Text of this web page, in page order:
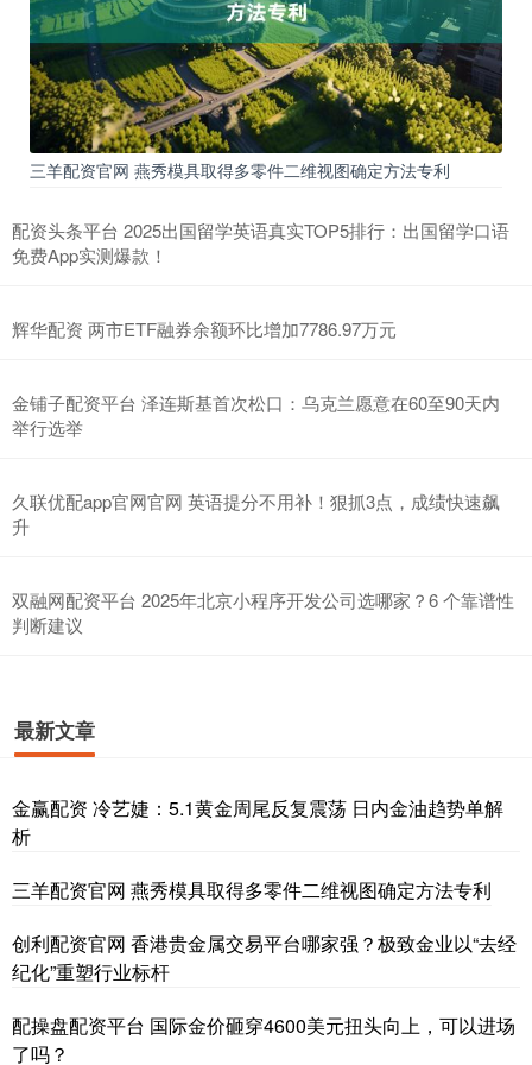
三羊配资官网 燕秀模具取得多零件二维视图确定方法专利
配资头条平台 2025出国留学英语真实TOP5排行：出国留学口语
免费App实测爆款！
辉华配资 两市ETF融券余额环比增加7786.97万元
金铺子配资平台 泽连斯基首次松口：乌克兰愿意在60至90天内
举行选举
久联优配app官网官网 英语提分不用补！狠抓3点，成绩快速飙
升
双融网配资平台 2025年北京小程序开发公司选哪家？6 个靠谱性
判断建议
最新文章
金赢配资 冷艺婕：5.1黄金周尾反复震荡 日内金油趋势单解
析
三羊配资官网 燕秀模具取得多零件二维视图确定方法专利
创利配资官网 香港贵金属交易平台哪家强？极致金业以“去经
纪化”重塑行业标杆
配操盘配资平台 国际金价砸穿4600美元扭头向上，可以进场
了吗？